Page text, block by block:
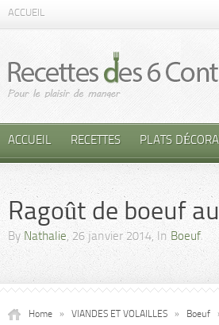
ACCUEIL
ACCUEIL RECETTES PLATS
Ragoût de boeuf
By Nathalie, 26 janvier 2014, In Boeuf
Home » VIANDES ET VOLAILLES » Boeuf